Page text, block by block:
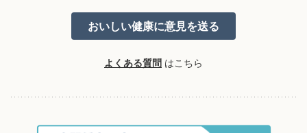
よくある質問 はこちら